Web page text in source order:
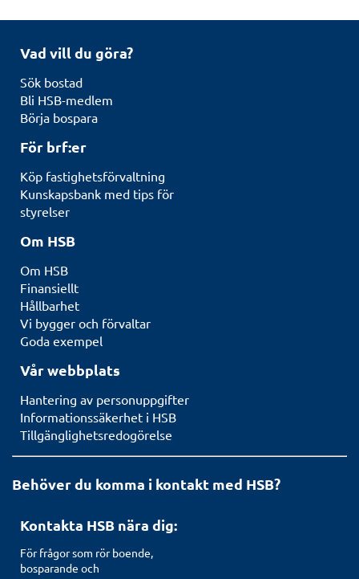
Vad vill du göra?
Sök bostad
Bli HSB-medlem
Börja bospara
För brf:er
Köp fastighetsförvaltning
Kunskapsbank med tips för
styrelser
Om HSB
Om HSB
Finansiellt
Hållbarhet
Vi bygger och förvaltar
Goda exempel
Vår webbplats
Hantering av personuppgifter
Informationssäkerhet i HSB
Tillgänglighetsredogörelse
Behöver du komma i kontakt med HSB?
Kontakta HSB nära dig:
För frågor som rör boende,
bosparande och